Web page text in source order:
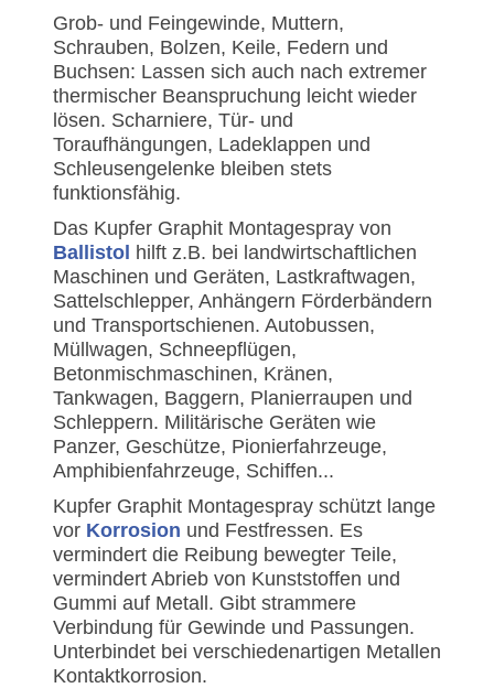
Grob- und Feingewinde, Muttern,
Schrauben, Bolzen, Keile, Federn und
Buchsen: Lassen sich auch nach extremer
thermischer Beanspruchung leicht wieder
lösen. Scharniere, Tür- und
Toraufhängungen, Ladeklappen und
Schleusengelenke bleiben stets
funktionsfähig.
Das Kupfer Graphit Montagespray von
Ballistol hilft z.B. bei landwirtschaftlichen
Maschinen und Geräten, Lastkraftwagen,
Sattelschlepper, Anhängern Förderbändern
und Transportschienen. Autobussen,
Müllwagen, Schneepflügen,
Betonmischmaschinen, Kränen,
Tankwagen, Baggern, Planierraupen und
Schleppern. Militärische Geräten wie
Panzer, Geschütze, Pionierfahrzeuge,
Amphibienfahrzeuge, Schiffen...
Kupfer Graphit Montagespray schützt lange
vor Korrosion und Festfressen. Es
vermindert die Reibung bewegter Teile,
vermindert Abrieb von Kunststoffen und
Gummi auf Metall. Gibt strammere
Verbindung für Gewinde und Passungen.
Unterbindet bei verschiedenartigen Metallen
Kontaktkorrosion.